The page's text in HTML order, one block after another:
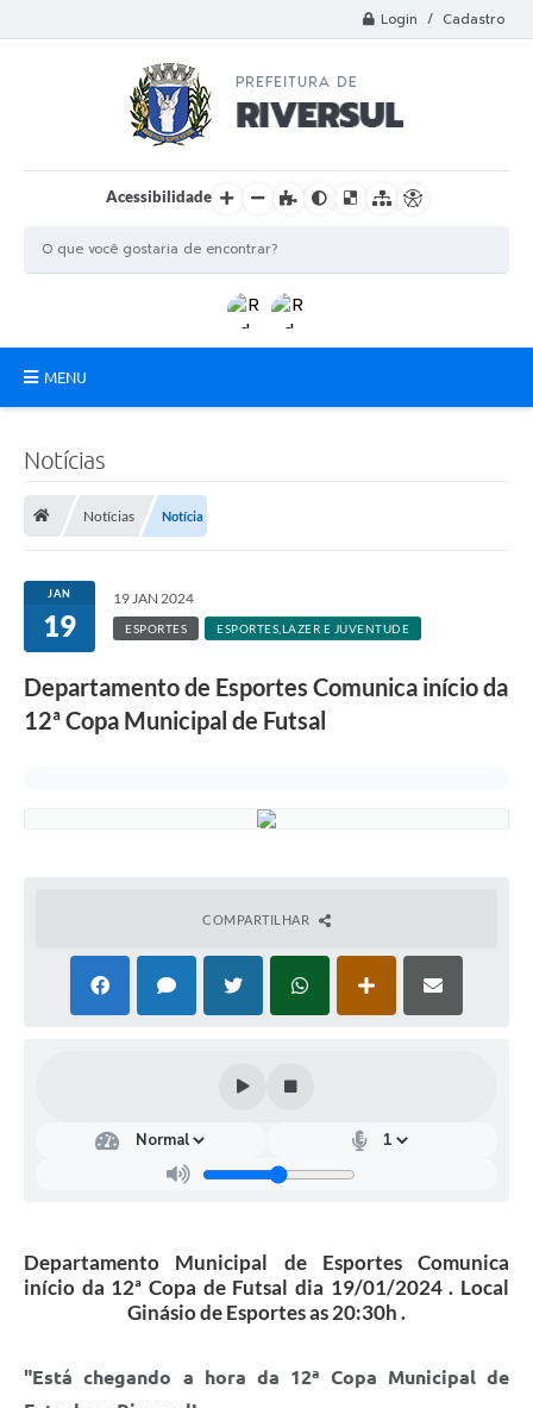
Login / Cadastro
Acessibilidade
MENU
Departamentos
Diário Oficial
Ouvidoria
Audiências Públicas
Plantão Farmácias e Saúde
Coleta de exames laboratoriais
FAQ / Perguntas e Respostas Frequentes
Notícias
Notícias Notícia
JAN
19
19 JAN 2024
ESPORTES ESPORTES,LAZER E JUVENTUDE
Departamento de Esportes Comunica início da
12ª Copa Municipal de Futsal
COMPARTILHAR
Departamento Municipal de Esportes Comunica
início da 12ª Copa de Futsal dia 19/01/2024 . Local
Ginásio de Esportes as 20:30h .
"Está chegando a hora da 12ª Copa Municipal de